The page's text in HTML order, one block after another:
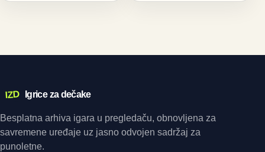
IZD Igrice za dečake
Besplatna arhiva igara u pregledaču, obnovljena za
savremene uređaje uz jasno odvojen sadržaj za
punoletne.